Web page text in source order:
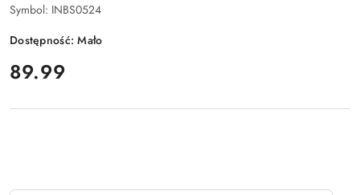
Symbol: INBS0524
Dostępność:Mało
cena:
89.99